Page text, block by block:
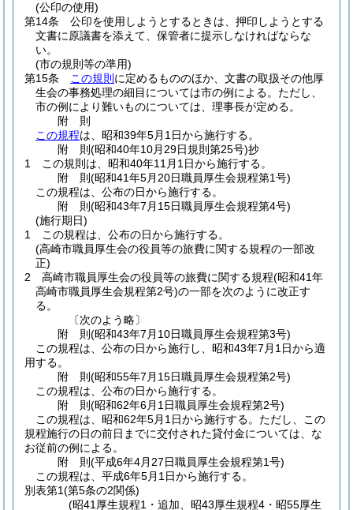
(公印の使用)
第14条
公印を使用しようとするときは、押印しようとする
文書に原議書を添えて、保管者に提示しなければならな
い。
(市の規則等の準用)
第15条
この規則 に定めるもののほか、文書の取扱その他厚
生会の事務処理の細目については市の例による。 ただし、
市の例により難いものについては、理事長が定める。
附 則
この規程は、昭和39年5月1日から施行する。
附 則(昭和40年10月29日規則第25号)抄
1
この規則は、昭和40年11月1日から施行する。
附 則(昭和41年5月20日職員厚生会規程第1号)
この規程は、公布の日から施行する。
附 則(昭和43年7月15日職員厚生会規程第4号)
(施行期日)
1
この規程は、公布の日から施行する。
(高崎市職員厚生会の役員等の旅費に関する規程の一部改
正)
2
高崎市職員厚生会の役員等の旅費に関する規程(昭和41年
高崎市職員厚生会規程第2号)の一部を次のように改正す
る。
〔次のよう略〕
附 則(昭和43年7月10日職員厚生会規程第3号)
この規程は、公布の日から施行し、昭和43年7月1日から適
用する。
附 則(昭和55年7月15日職員厚生会規程第2号)
この規程は、公布の日から施行する。
附 則(昭和62年6月1日職員厚生会規程第2号)
この規程は、昭和62年5月1日から施行する。 ただし、この
規程施行の日の前日までに交付された貸付金については、な
お従前の例による。
附 則(平成6年4月27日職員厚生会規程第1号)
この規程は、平成6年5月1日から施行する。
別表第1(第5条の2関係)
(昭41厚生規程1・追加、昭43厚生規程4・昭55厚生